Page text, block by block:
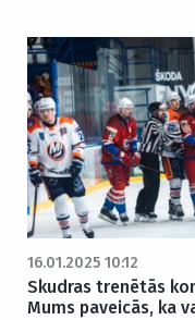
16.01.2025 10:12
Skudras trenētās
Mums paveicās, ka